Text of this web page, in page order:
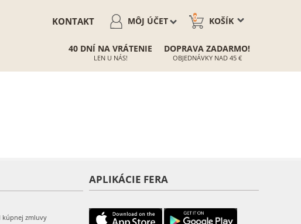
KOŠÍK
0
MÔJ ÚČET
KONTAKT
40 DNÍ NA VRÁTENIE
LEN U NÁS!
DOPRAVA ZADARMO!
OBJEDNÁVKY NAD 45 €
zmluvy
APLIKÁCIE FERA